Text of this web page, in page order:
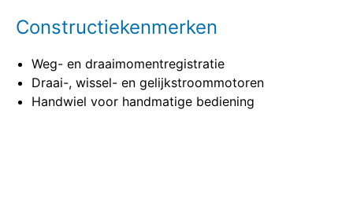
Constructiekenmerken
Weg- en draaimomentregistratie
Draai-, wissel- en gelijkstroommotoren
Handwiel voor handmatige bediening